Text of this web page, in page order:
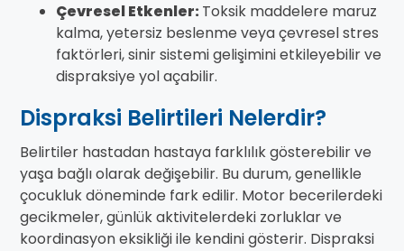
Çevresel Etkenler:Toksik maddelere maruz
kalma, yetersiz beslenme veya çevresel stres
faktörleri, sinir sistemi gelişimini etkileyebilir ve
dispraksiye yol açabilir.
Dispraksi Belirtileri Nelerdir?
Belirtiler hastadan hastaya farklılık gösterebilir ve
yaşa bağlı olarak değişebilir. Bu durum, genellikle
çocukluk döneminde fark edilir. Motor becerilerdeki
gecikmeler, günlük aktivitelerdeki zorluklar ve
koordinasyon eksikliği ile kendini gösterir. Dispraksi